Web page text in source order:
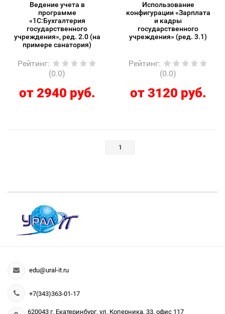
Ведение учета в
программе
«1С:Бухгалтерия
государственного
учреждения», ред. 2.0 (на
примере санатория)
Рейтинг:
(0.0)
от 2940 руб.
Использование
конфигурации «Зарплата
и кадры
государственного
учреждения» (ред. 3.1)
Рейтинг:
(0.0)
от 3120 руб.
1
edu@ural-it.ru
+7(343)363-01-17
620043 г. Екатеринбург, ул. Коперника, 33, офис 117